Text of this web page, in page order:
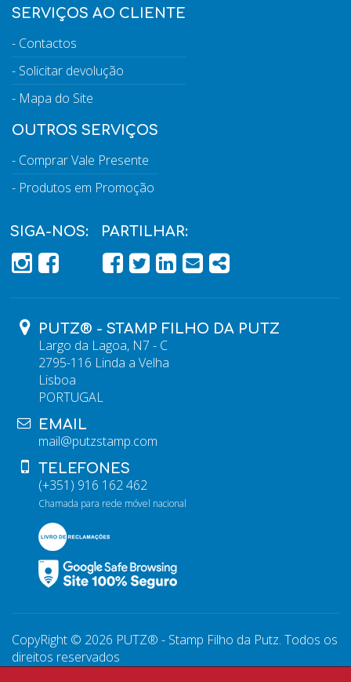
SERVIÇOS AO CLIENTE
Contactos
Solicitar devolução
Mapa do Site
OUTROS SERVIÇOS
Comprar Vale Presente
Produtos em Promoção
SIGA-NOS:
PÁGINA DO FACEBOOK
PÁGINA DO FACEBOOK
PARTILHAR:
FACEBOOK
TWITTER
LINKEDIN
EMAIL
PUTZ® - STAMP FILHO DA PUTZ
Largo da Lagoa, N7 - C
2795-116 Linda a Velha
Lisboa
PORTUGAL
EMAIL
mail@putzstamp.com
TELEFONES
(+351) 916 162 462
Chamada para rede móvel nacional
CopyRight © 2026 PUTZ® - Stamp Filho da Putz. Todos os
direitos reservados